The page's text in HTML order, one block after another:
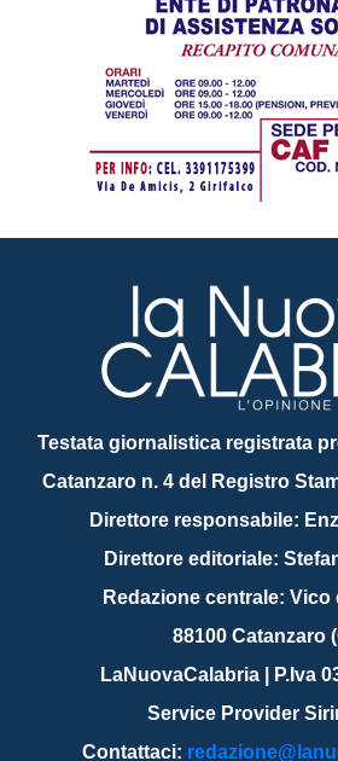
Testata giornalistica registrata
Catanzaro n. 4 del Registro
Direttore responsabile:
Direttore editoriale:
Redazione centrale: Vico
88100 Catanzaro
LaNuovaCalabria | P.Iva
Service Provider
Contattaci: